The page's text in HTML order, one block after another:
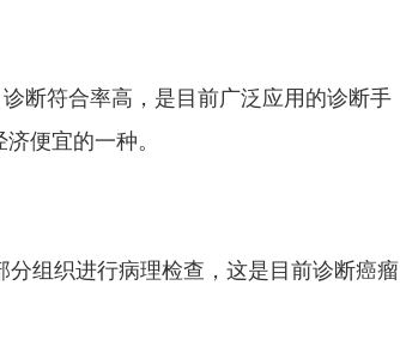
断符合率高，是目前广泛应用的诊断手
便宜的一种。
组织进行病理检查，这是目前诊断癌瘤